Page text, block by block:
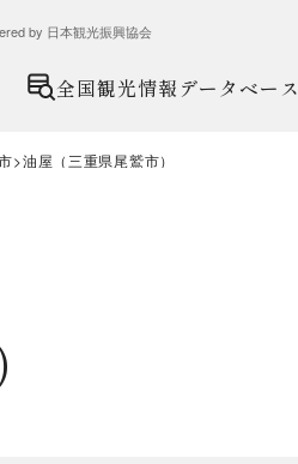
by 日本観光振興協会
全国観光情報データベース
油屋（三重県尾鷲市）